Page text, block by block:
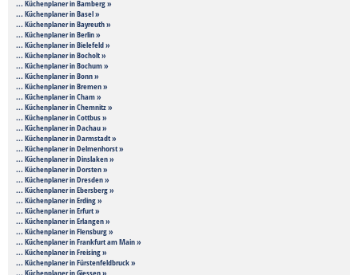
... Küchenplaner in Bamberg »
... Küchenplaner in Basel »
... Küchenplaner in Bayreuth »
... Küchenplaner in Berlin »
... Küchenplaner in Bielefeld »
... Küchenplaner in Bocholt »
... Küchenplaner in Bochum »
... Küchenplaner in Bonn »
... Küchenplaner in Bremen »
... Küchenplaner in Cham »
... Küchenplaner in Chemnitz »
... Küchenplaner in Cottbus »
... Küchenplaner in Dachau »
... Küchenplaner in Darmstadt »
... Küchenplaner in Delmenhorst »
... Küchenplaner in Dinslaken »
... Küchenplaner in Dorsten »
... Küchenplaner in Dresden »
... Küchenplaner in Ebersberg »
... Küchenplaner in Erding »
... Küchenplaner in Erfurt »
... Küchenplaner in Erlangen »
... Küchenplaner in Flensburg »
... Küchenplaner in Frankfurt am Main »
... Küchenplaner in Freising »
... Küchenplaner in Fürstenfeldbruck »
... Küchenplaner in Giessen »